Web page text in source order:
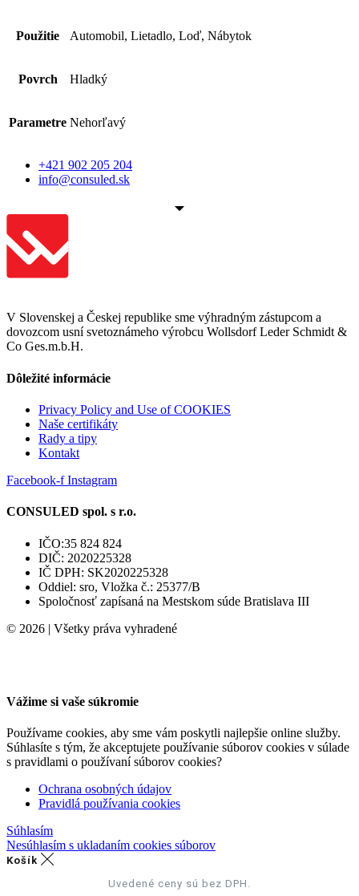
Použitie Automobil, Lietadlo, Loď, Nábytok
Povrch Hladký
Parametre Nehorľavý
+421 902 205 204
info@consuled.sk
V Slovenskej a Českej republike sme výhradným zástupcom a
dovozcom usní svetoznámeho výrobcu Wollsdorf Leder Schmidt &
Co Ges.m.b.H.
Dôležité informácie
Privacy Policy and Use of COOKIES
Naše certifikáty
Rady a tipy
Kontakt
Facebook-f Instagram
CONSULED spol. s r.o.
IČO:35 824 824
DIČ: 2020225328
IČ DPH: SK2020225328
Oddiel: sro, Vložka č.: 25377/B
Spoločnosť zapísaná na Mestskom súde Bratislava III
© 2026 | Všetky práva vyhradené
Vážime si vaše súkromie
Používame cookies, aby sme vám poskytli najlepšie online služby.
Súhlasíte s tým, že akceptujete používanie súborov cookies v súlade
s pravidlami o používaní súborov cookies?
Ochrana osobných údajov
Pravidlá používania cookies
Súhlasím
Nesúhlasím s ukladaním cookies súborov
Košík
Uvedené ceny sú bez DPH.